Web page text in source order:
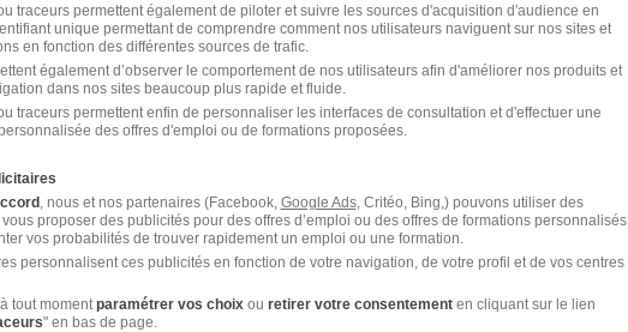
H/F
Victor - 41 Intérim
Adecco
et laissez les recruteurs venir à
traceurs permettent également de piloter et suivre les sources d'acquisition d'audience en
unique permettant de comprendre comment nos utilisateurs naviguent sur nos sites et
en fonction des différentes sources de trafic.
également d’observer le comportement de nos utilisateurs afin d'améliorer nos produits et
dans nos sites beaucoup plus rapide et fluide.
traceurs permettent enfin de personnaliser les interfaces de consultation et d'effectuer une
des offres d'emploi ou de formations proposées.
, nous et nos partenaires (Facebook, Google Ads, Critéo, Bing,) pouvons utiliser des
proposer des publicités pour des offres d’emploi ou des offres de formations personnalisés
vos probabilités de trouver rapidement un emploi ou une formation.
personnalisent ces publicités en fonction de votre navigation, de votre profil et de vos centres
tout moment paramétrer vos choixou retirer votre consentementen cliquant sur le lien
" en bas de page.